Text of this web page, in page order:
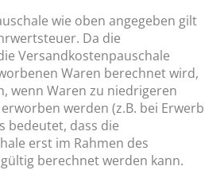
wie oben angegeben gilt
Da die
Versandkostenpauschale
Waren berechnet wird,
wenn Waren zu niedrigeren
werden (z.B. bei Erwerb
bedeutet, dass die
erst im Rahmen des
berechnet werden kann.